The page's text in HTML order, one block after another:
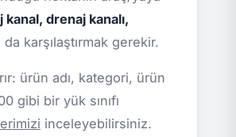
drenaj kanalı,
karşılaştırmak gerekir.
ürün adı, kategori, ürün
gibi bir yük sınıfı
inceleyebilirsiniz.